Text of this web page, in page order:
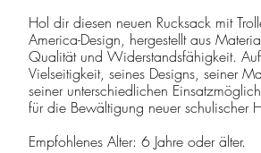
Hol dir diesen neuen Rucksack mit
America-Design, hergestellt aus
Qualität und Widerstandsfähigkeit.
Vielseitigkeit, seines Designs, seiner
seiner unterschiedlichen
für die Bewältigung neuer schulischer
Empfohlenes Alter: 6 Jahre oder älter.